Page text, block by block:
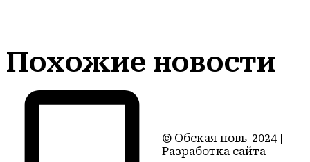
Похожие новости
© Обская новь-2024 |
Разработка сайта